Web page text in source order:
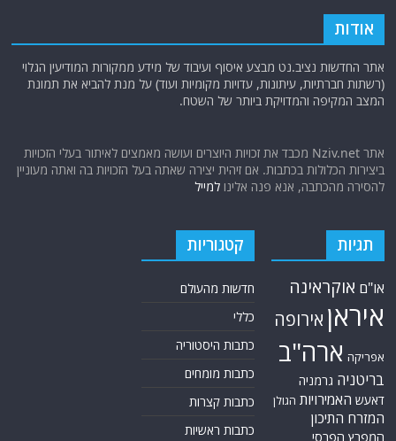
אודות
אתר החדשות נציב.נט מבצע איסוף ועיבוד של מידע ממקורות המודיעין הגלוי
(רשתות חברתיות, עיתונות, עדויות מקומיות ועוד) על מנת להביא את תמונת
המצב המקיפה והמדויקת ביותר של השטח.
אתר Nziv.net מכבד את זכויות היוצרים ועושה מאמצים לאיתור בעלי הזכויות
ביצירות הכלולות בכתבות. אם זיהית יצירה שאתה בעל הזכויות בה ואתה מעוניין
להסירה מהכתבה, אנא פנה אלינולמייל
תגיות
או"ם אוקראינה
איראן אירופה
אפריקה ארה"ב
בריטניה גרמניה
דאעש האמירויות הגולן
המזרח התיכון
המפרץ הפרסי
קטגוריות
חדשות מהעולם
כללי
כתבות היסטוריה
כתבות מומחים
כתבות קצרות
כתבות ראשיות